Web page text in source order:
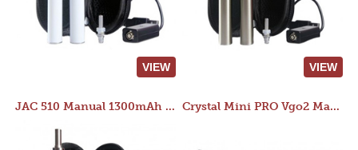
VIEW VIEW
JAC 510 Manual 1300mAh Starter Kit Crystal Mini PRO Vgo2 Manual 400mAh Kit